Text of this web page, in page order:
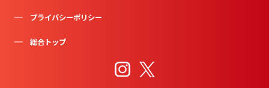
プライバシーポリシー
総合トップ